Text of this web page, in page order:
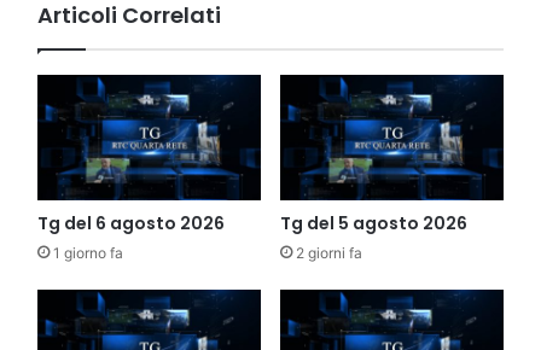
Articoli Correlati
Tg del 6 agosto 2026
1 giorno fa
Tg del 5 agosto 2026
2 giorni fa